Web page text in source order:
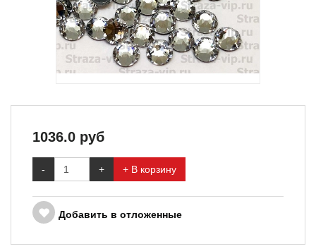
1036.0 руб
- + + В корзину
Добавить в отложенные